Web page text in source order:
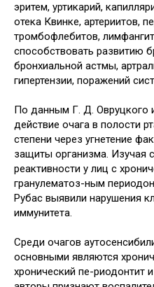
эритем, уртикарий,
отека Квинке, артериитов,
тромбофлебитов,
способствовать развитию
бронхиальной астмы,
гипертензии, поражений
По данным Г. Д. Овруцкого
действие очага в полости
степени через угнетение
защиты организма. Изучая
реактивности у лиц с
гранулематоз-ным
Рубас выявили нарушения
иммунитета.
Среди очагов
основными являются
хронический пе-риодонтит